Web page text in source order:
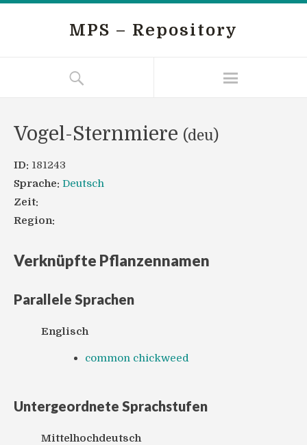
MPS – Repository
Vogel-Sternmiere (deu)
ID: 181243
Sprache: Deutsch
Zeit:
Region:
Verknüpfte Pflanzennamen
Parallele Sprachen
Englisch
common chickweed
Untergeordnete Sprachstufen
Mittelhochdeutsch